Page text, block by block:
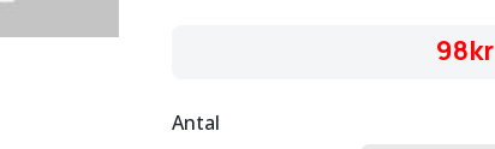
98kr
Antal